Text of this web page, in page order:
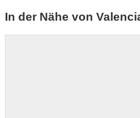
In der Nähe von